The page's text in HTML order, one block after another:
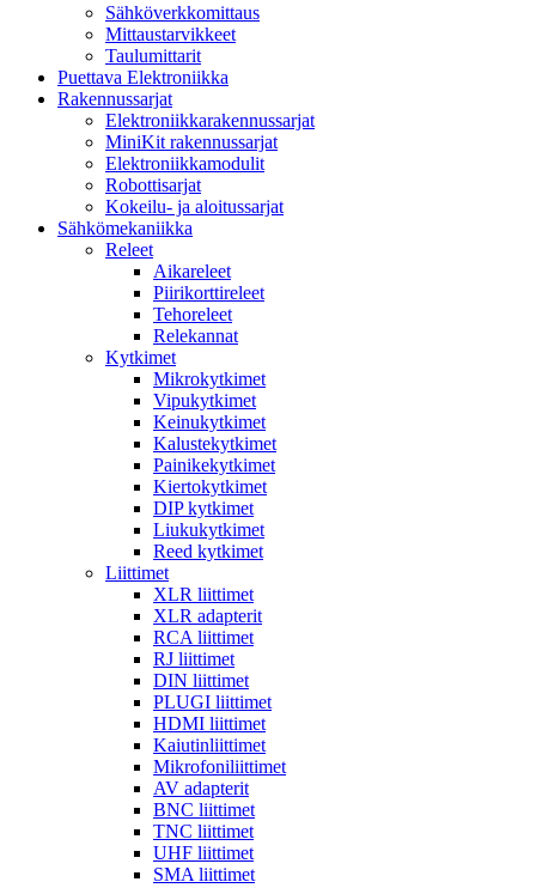
Sähköverkkomittaus
Mittaustarvikkeet
Taulumittarit
Puettava Elektroniikka
Rakennussarjat
Elektroniikkarakennussarjat
MiniKit rakennussarjat
Elektroniikkamodulit
Robottisarjat
Kokeilu- ja aloitussarjat
Sähkömekaniikka
Releet
Aikareleet
Piirikorttireleet
Tehoreleet
Relekannat
Kytkimet
Mikrokytkimet
Vipukytkimet
Keinukytkimet
Kalustekytkimet
Painikekytkimet
Kiertokytkimet
DIP kytkimet
Liukukytkimet
Reed kytkimet
Liittimet
XLR liittimet
XLR adapterit
RCA liittimet
RJ liittimet
DIN liittimet
PLUGI liittimet
HDMI liittimet
Kaiutinliittimet
Mikrofoniliittimet
AV adapterit
BNC liittimet
TNC liittimet
UHF liittimet
SMA liittimet